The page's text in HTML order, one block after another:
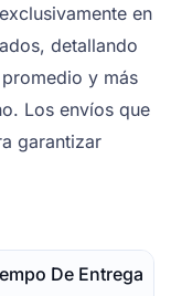
en
detallando
y más
Los envíos que
garantizar
De Entrega